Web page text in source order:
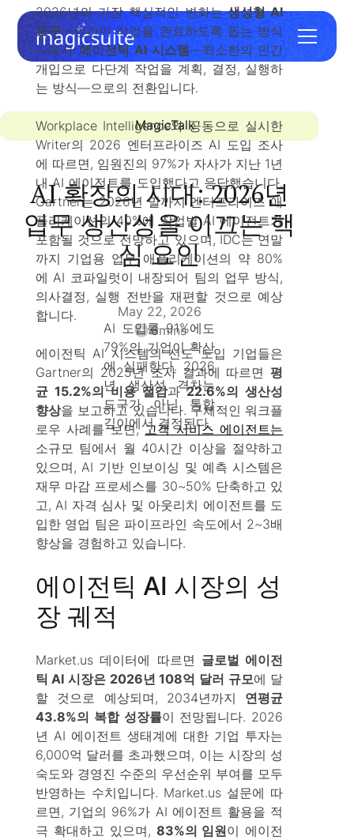
MagicTalk
AI 확장의 시대: 2026년
업무 생산성을 이끄는 핵
심 요인
May 22, 2026
6mins
AI 도입률 91%에도
79%의 기업이 확산
에 실패한다. 2026
년 생산성 격차는
도구가 아닌 통합
깊이에서 결정된다.
2026년의 가장 핵심적인 변화는생성형 AI
도구—인간이 작업을 완료하도록 돕는 방식
—에서에이전틱 AI 시스템—최소한의 인간
개입으로 다단계 작업을 계획, 결정, 실행하
는 방식—으로의 전환입니다.
Workplace Intelligence와 공동으로 실시한
Writer의 2026 엔터프라이즈 AI 도입 조사
에 따르면, 임원진의 97%가 자사가 지난 1년
내 AI 에이전트를 도입했다고 응답했습니다.
Gartner는 2026년 말까지 엔터프라이즈 애
플리케이션의 40%에 작업별 AI 에이전트가
포함될 것으로 전망하고 있으며, IDC는 연말
까지 기업용 업무 애플리케이션의 약 80%
에 AI 코파일럿이 내장되어 팀의 업무 방식,
의사결정, 실행 전반을 재편할 것으로 예상
합니다.
에이전틱 AI 시스템의 선도 도입 기업들은
Gartner의 2025년 조사 결과에 따르면평
균 15.2%의 비용 절감과22.6%의 생산성
향상을 보고하고 있습니다. 구체적인 워크플
로우 사례를 보면,고객 서비스 에이전트는
소규모 팀에서 월 40시간 이상을 절약하고
있으며, AI 기반 인보이싱 및 예측 시스템은
재무 마감 프로세스를 30~50% 단축하고 있
고, AI 자격 심사 및 아웃리치 에이전트를 도
입한 영업 팀은 파이프라인 속도에서 2~3배
향상을 경험하고 있습니다.
에이전틱 AI 시장의 성
장 궤적
Market.us 데이터에 따르면 글로벌 에이전
틱 AI 시장은 2026년 108억 달러 규모에 달
할 것으로 예상되며, 2034년까지 연평균
43.8%의 복합 성장률이 전망됩니다. 2026
년 AI 에이전트 생태계에 대한 기업 투자는
6,000억 달러를 초과했으며, 이는 시장의 성
숙도와 경영진 수준의 우선순위 부여를 모두
반영하는 수치입니다. Market.us 설문에 따
르면, 기업의 96%가 AI 에이전트 활용을 적
극 확대하고 있으며, 83%의 임원이 에이전